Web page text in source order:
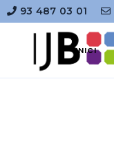
93 487 03 01
INICI